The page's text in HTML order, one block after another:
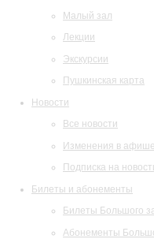
Малый зал
Лекции
Экскурсии
Пушкинская карта
Новости
Все новости
Изменения в афише
Подписка на
Билеты и абонементы
Билеты Большого
Абонементы